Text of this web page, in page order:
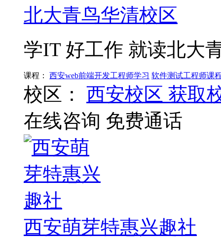
北大青鸟华清校区
学IT 好工作 就读北大
课程： 西安web前端开发工程师学习 软件测试工程师课
校区： 西安校区 获取
在线咨询 免费通话
西安萌芽特惠兴趣社